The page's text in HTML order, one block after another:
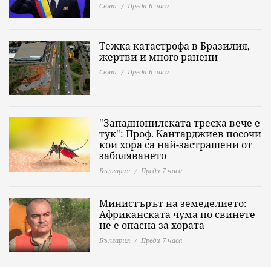
Свят Преди 6 часа
Тежка катастрофа в Бразилия,
жертви и много ранени
Свят Преди 6 часа
"Западнонилската треска вече е
тук": Проф. Кантарджиев посочи
кои хора са най-застрашени от
заболяването
България Преди 7 часа
Министърът на земеделието:
Африканската чума по свинете
не е опасна за хората
България Преди 7 часа